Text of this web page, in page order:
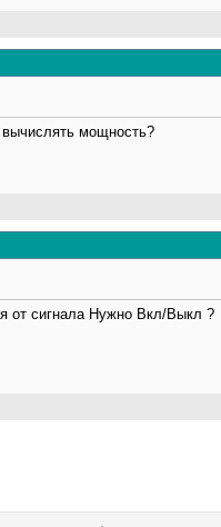
мощность?
от сигнала Нужно Вкл/Выкл ?